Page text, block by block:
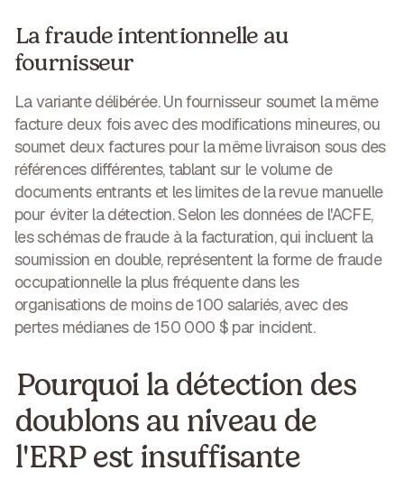
La fraude intentionnelle au
fournisseur
La variante délibérée. Un fournisseur soumet la même
facture deux fois avec des modifications mineures, ou
soumet deux factures pour la même livraison sous des
références différentes, tablant sur le volume de
documents entrants et les limites de la revue manuelle
pour éviter la détection. Selon les données de l'ACFE,
les schémas de fraude à la facturation, qui incluent la
soumission en double, représentent la forme de fraude
occupationnelle la plus fréquente dans les
organisations de moins de 100 salariés, avec des
pertes médianes de 150 000 $ par incident.
Pourquoi la détection des
doublons au niveau de
l'ERP est insuffisante